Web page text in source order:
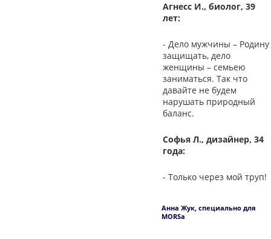
Агнесс И., биолог, 39
лет:
- Дело мужчины – Родину
защищать, дело
женщины – семьею
заниматься. Так что
давайте не будем
нарушать природный
баланс.
Софья Л., дизайнер, 34
года:
- Только через мой труп!
Анна Жук, специально для
MORSa